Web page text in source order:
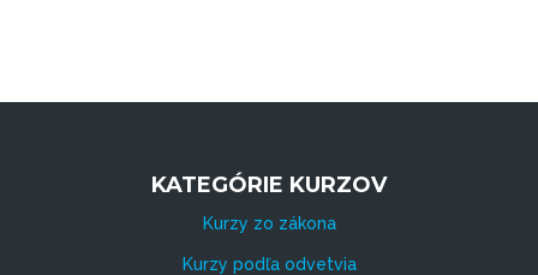
KATEGÓRIE KURZOV
Kurzy zo zákona
Kurzy podľa odvetvia